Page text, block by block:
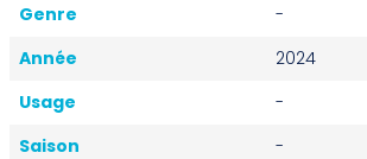
Genre
-
Année
2024
Usage
-
Saison
-